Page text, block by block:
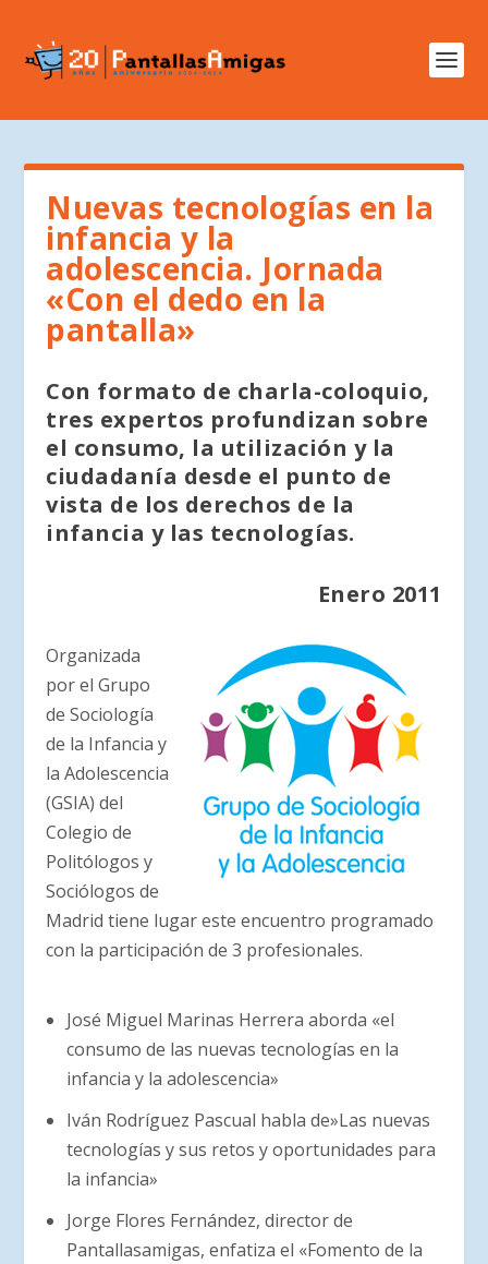
Nuevas tecnologías en la
infancia y la
adolescencia. Jornada
«Con el dedo en la
pantalla»
Con formato de charla-coloquio,
tres expertos profundizan sobre
el consumo, la utilización y la
ciudadanía desde el punto de
vista de los derechos de la
infancia y las tecnologías.
Enero 2011
Organizada
por el Grupo
de Sociología
de la Infancia y
la Adolescencia
(GSIA) del
Colegio de
Politólogos y
Sociólogos de
Madrid tiene lugar este encuentro programado
con la participación de 3 profesionales.
José Miguel Marinas Herrera aborda «el
consumo de las nuevas tecnologías en la
infancia y la adolescencia»
Iván Rodríguez Pascual habla de»Las nuevas
tecnologías y sus retos y oportunidades para
la infancia»
Jorge Flores Fernández, director de
Pantallasamigas, enfatiza el «Fomento de la